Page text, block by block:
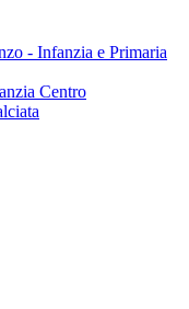
- Infanzia e Primaria
Centro